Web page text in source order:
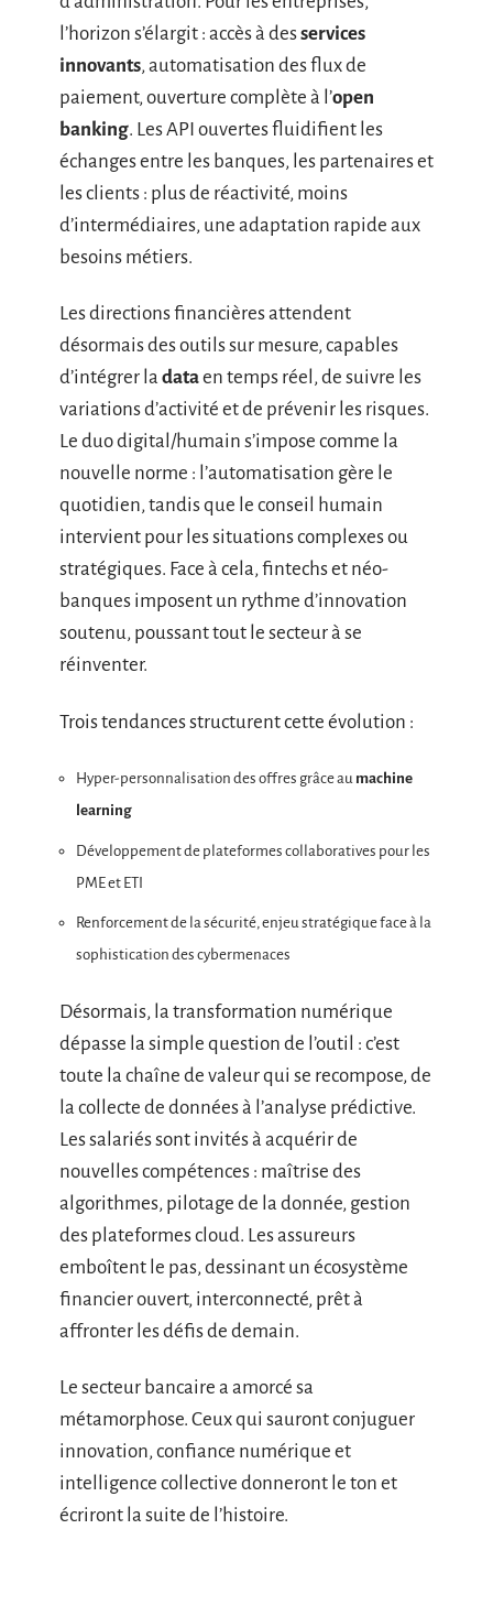
l’horizon s’élargit : accès à desservices
innovants, automatisation des flux de
paiement, ouverture complète à l’open
banking. Les API ouvertes fluidifient les
échanges entre les banques, les partenaires et
les clients : plus de réactivité, moins
d’intermédiaires, une adaptation rapide aux
besoins métiers.
Les directions financières attendent
désormais des outils sur mesure, capables
d’intégrer la dataen temps réel, de suivre les
variations d’activité et de prévenir les risques.
Le duo digital/humain s’impose comme la
nouvelle norme : l’automatisation gère le
quotidien, tandis que le conseil humain
intervient pour les situations complexes ou
stratégiques. Face à cela, fintechs et néo-
banques imposent un rythme d’innovation
soutenu, poussant tout le secteur à se
réinventer.
Trois tendances structurent cette évolution :
Hyper-personnalisation des offres grâce au machine
learning
Développement de plateformes collaboratives pour les
PME et ETI
Renforcement de la sécurité, enjeu stratégique face à la
sophistication des cybermenaces
Désormais, la transformation numérique
dépasse la simple question de l’outil : c’est
toute la chaîne de valeur qui se recompose, de
la collecte de données à l’analyse prédictive.
Les salariés sont invités à acquérir de
nouvelles compétences : maîtrise des
algorithmes, pilotage de la donnée, gestion
des plateformes cloud. Les assureurs
emboîtent le pas, dessinant un écosystème
financier ouvert, interconnecté, prêt à
affronter les défis de demain.
Le secteur bancaire a amorcé sa
métamorphose. Ceux qui sauront conjuguer
innovation, confiance numérique et
intelligence collective donneront le ton et
écriront la suite de l’histoire.